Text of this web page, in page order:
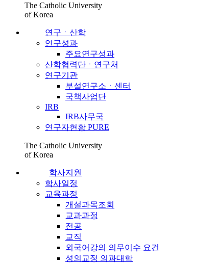
The Catholic University
of Korea
연구ㆍ산학
연구성과
주요연구성과
산학협력단ㆍ연구처
연구기관
부설연구소ㆍ센터
국책사업단
IRB
IRB사무국
연구자현황 PURE
The Catholic University
of Korea
학사지원
학사일정
교육과정
개설과목조회
교과과정
전공
교직
외국어강의 의무이수 요건
성의교정 의과대학